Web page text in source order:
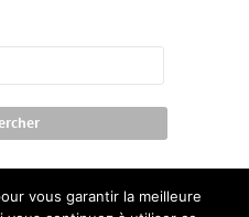
vous garantir la meilleure